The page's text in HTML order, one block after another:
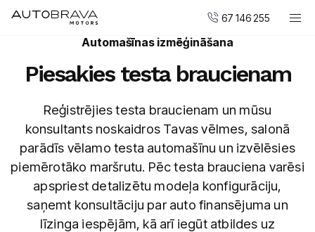
67 146 255
DUCATI motocikli
Pirkt jaunu
Pirkt mazlietotu
Serviss un apkope
Virsbūvju remonta centrs
AUTOBRAVA Motors
Automašīnas izmēģināšana
Piesakies testa braucienam
Reģistrējies testa braucienam un mūsu
konsultants noskaidros Tavas vēlmes, salonā
parādīs vēlamo testa automašīnu un izvēlēsies
piemērotāko maršrutu. Pēc testa brauciena varēsi
apspriest detalizētu modeļa konfigurāciju,
saņemt konsultāciju par auto finansējuma un
līzinga iespējām, kā arī iegūt atbildes uz